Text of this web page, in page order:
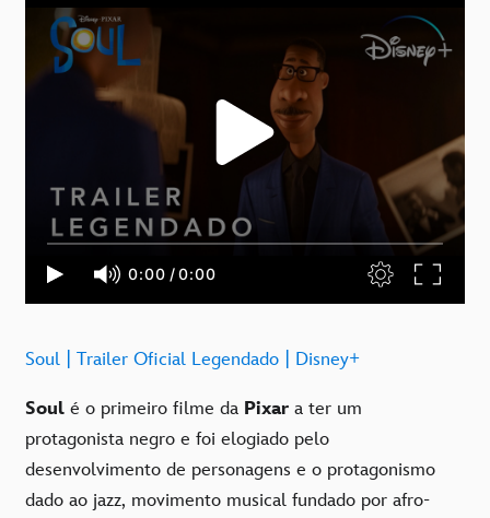
Soul | Trailer Oficial Legendado | Disney+
Soul é o primeiro filme da Pixar a ter um
protagonista negro e foi elogiado pelo
desenvolvimento de personagens e o protagonismo
dado ao jazz, movimento musical fundado por afro-